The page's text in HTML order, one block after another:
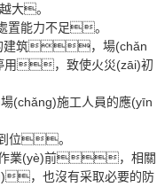
大。
置能力不足。
建筑，場(chǎn
用，致使火災(zāi)初
施工人員的應(yīn
位。
作業(yè)前，相關
，也沒有采取必要的防